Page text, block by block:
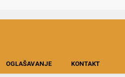
OGLAŠAVANJE KONTAKT